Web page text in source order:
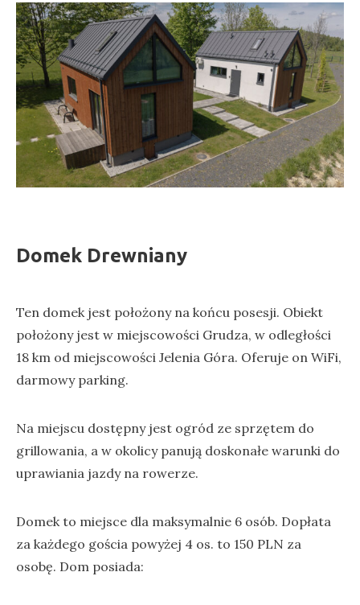
Domek Drewniany
Ten domek jest położony na końcu posesji. Obiekt
położony jest w miejscowości Grudza, w odległości
18 km od miejscowości Jelenia Góra. Oferuje on WiFi,
darmowy parking.
Na miejscu dostępny jest ogród ze sprzętem do
grillowania, a w okolicy panują doskonałe warunki do
uprawiania jazdy na rowerze.
Domek to miejsce dla maksymalnie 6 osób. Dopłata
za każdego gościa powyżej 4 os. to 150 PLN za
osobę. Dom posiada: